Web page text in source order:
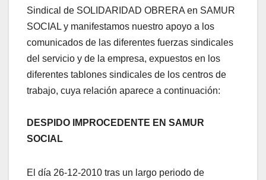
Sindical de SOLIDARIDAD OBRERA en SAMUR
SOCIAL y manifestamos nuestro apoyo a los
comunicados de las diferentes fuerzas sindicales
del servicio y de la empresa, expuestos en los
diferentes tablones sindicales de los centros de
trabajo, cuya relación aparece a continuación:
DESPIDO IMPROCEDENTE EN SAMUR
SOCIAL
El día 26-12-2010 tras un largo periodo de